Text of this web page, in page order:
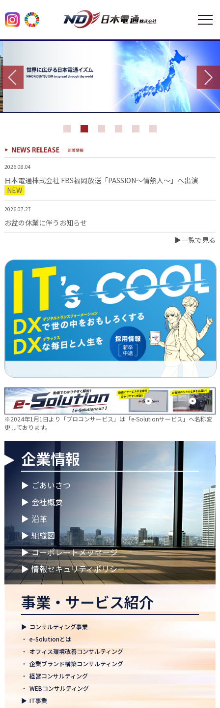
2026.08.04
日本電通株式会社 FBS福岡放送「PASSION～情熱人～」へ出演
NEW
2026.07.27
お盆の休業に伴うお知らせ
日本電通グループ、食品事業へ新たな挑戦 ～株式会社中野和一
郎商店をグループ会社化し食品製造事業を開始～
2026.06.16
新卒10期生 辞令交付式を行いました
2026.05.28
現場に新たな活気を！NDTEC株式会社に4名の仲間が加わりました
🔧
2026.05.13
新卒第10期生 OJT研修の様子をご紹介✨
2026.04.28
2026.04.28
ゴールデンウイークに伴う休業期間のお知らせ
2026.04.25
徳島オフィス 事務所移転のお知らせ
2026.04.02
🌸2026年度 入社式🌸
2026.03.09
健康経営優良法人2026に認定 ― 日本電通グループの健康経営への
取り組み
2026.02.09
「すべての日本企業を世界へ」─ 日本電通株式会社、登録支援機
2026.01.26
知覧幹部研修に行って参りました
2026年 新年のご挨拶
2025.12.26
▶一覧で見る
※2024年1月1日より「プロコンサービス」は「e-Solutionサービス」へ名称変
更しております。
企業情報
▶ ごあいさつ
▶ 会社概要
▶ 沿革
▶ 組織図
▶ コーポレートメッセージ
▶ 情報セキュリティポリシー
事業・サービス紹介
▶ コンサルティング事業
・ e-Solutionとは
・ オフィス環境改善コンサルティング
・ 企業ブランド構築コンサルティング
・ 経営コンサルティング
・ WEBコンサルティング
▶ IT事業